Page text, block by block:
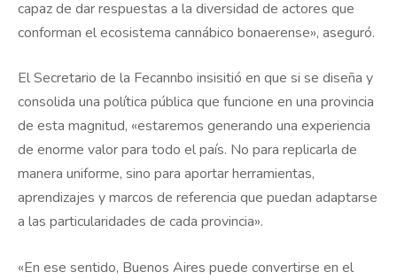
capaz de dar respuestas a la diversidad de actores que
conforman el ecosistema cannábico bonaerense», aseguró.
El Secretario de la Fecannbo insisitió en que si se diseña y
consolida una política pública que funcione en una provincia
de esta magnitud, «estaremos generando una experiencia
de enorme valor para todo el país. No para replicarla de
manera uniforme, sino para aportar herramientas,
aprendizajes y marcos de referencia que puedan adaptarse
a las particularidades de cada provincia».
«En ese sentido, Buenos Aires puede convertirse en el